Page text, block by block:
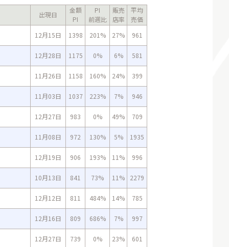
出現日
金額
PI
PI
前週比
販売
店率
平均
売価
12月15日
1398 201% 27% 961
12月28日 1175 0% 6% 581
11月26日 1158 160% 24% 399
11月03日 1037 223% 7% 946
12月27日 983 0% 49% 709
11月08日 972 130% 5% 1935
12月19日 906 193% 11% 996
10月13日 841 73% 11% 2279
12月12日 811 484% 14% 785
12月16日 809 686% 7% 997
12月27日 739 0% 23% 601